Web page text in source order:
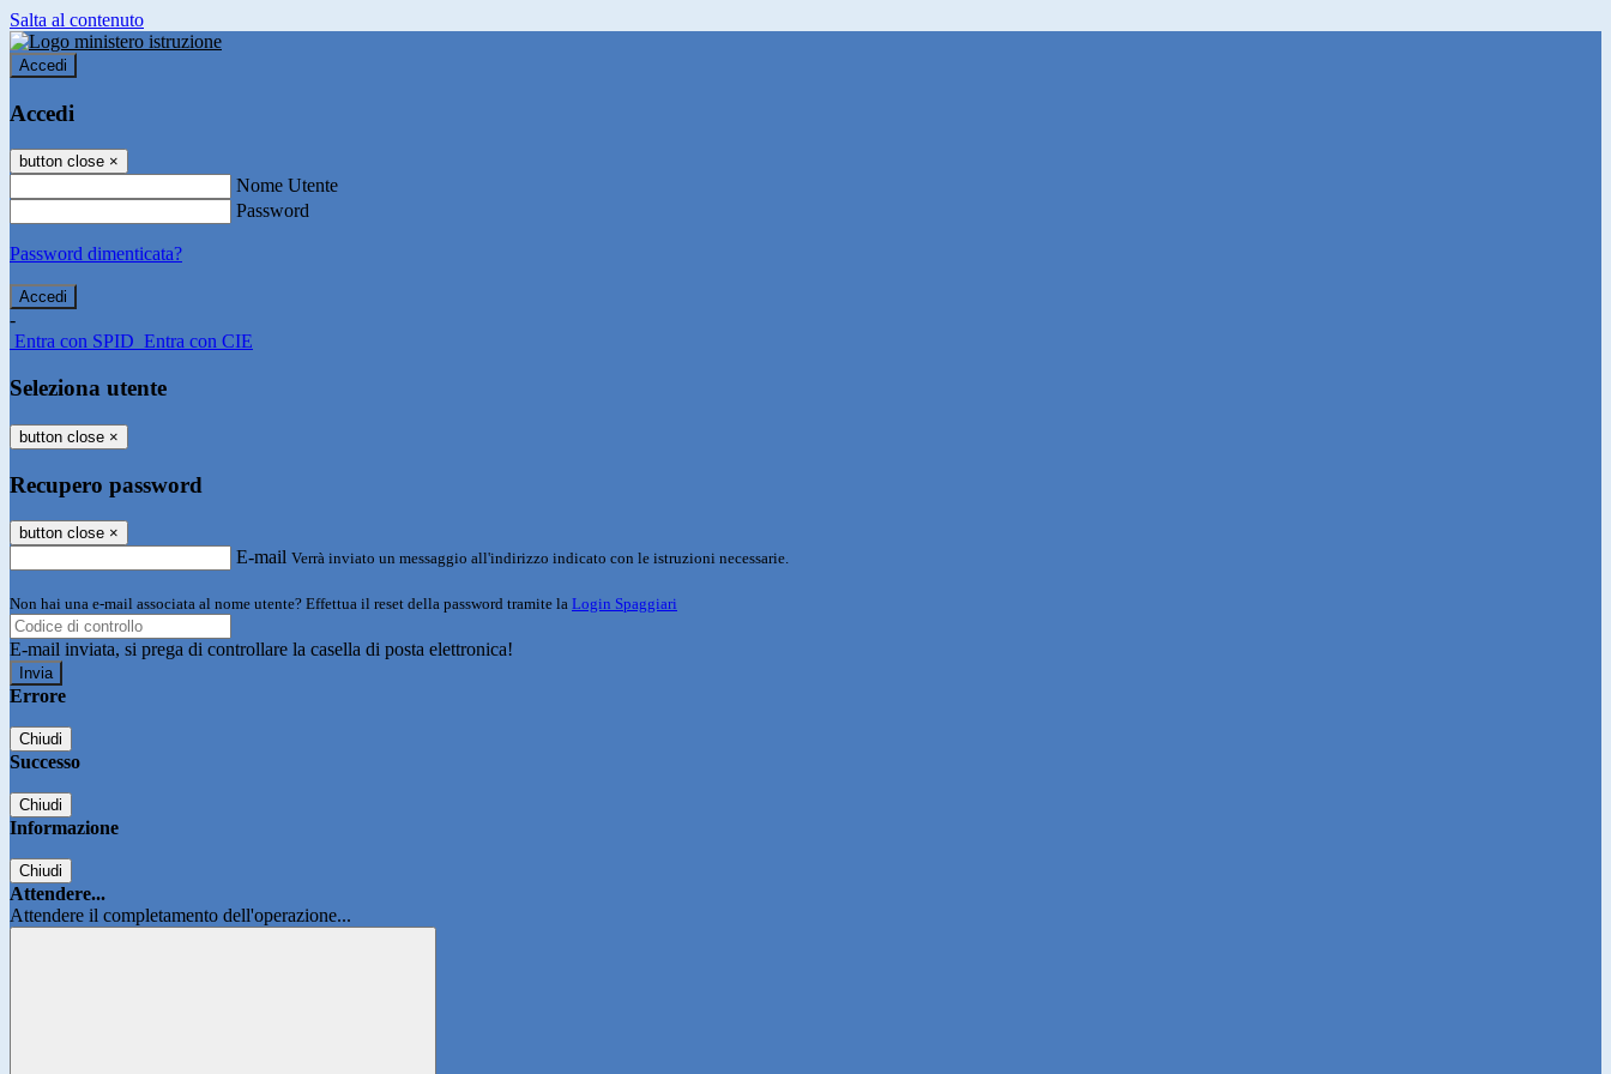
Salta al contenuto
Accedi
Accedi
button close ×
Nome Utente
Password
Password dimenticata?
-
Entra con SPID Entra con CIE
Seleziona utente
button close ×
Recupero password
button close ×
E-mail Verrà inviato un messaggio all'indirizzo indicato con le istruzioni necessarie.
Non hai una e-mail associata al nome utente? Effettua il reset della password tramite la Login Spaggiari
E-mail inviata, si prega di controllare la casella di posta elettronica!
Errore
Chiudi
Successo
Chiudi
Informazione
Chiudi
Attendere...
Attendere il completamento dell'operazione...